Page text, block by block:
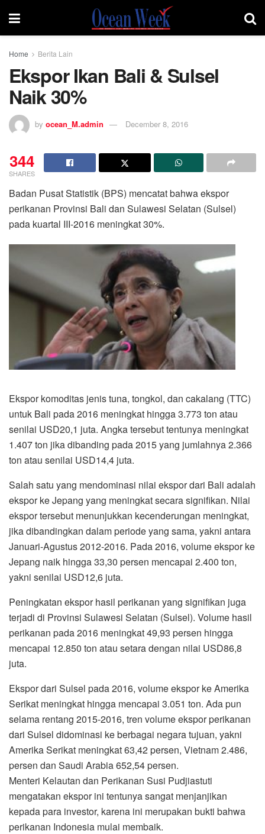
Home Berita Lain
Ekspor Ikan Bali & Sulsel
Naik 30%
by ocean_M.admin December 8, 2016
344
SHARES
Badan Pusat Statistik (BPS) mencatat bahwa ekspor
perikanan Provinsi Bali dan Sulawesi Selatan (Sulsel)
pada kuartal III-2016 meningkat 30%.
Ekspor komoditas jenis tuna, tongkol, dan cakalang (TTC)
untuk Bali pada 2016 meningkat hingga 3.773 ton atau
senilai USD20,1 juta. Angka tersebut tentunya meningkat
1.407 ton jika dibanding pada 2015 yang jumlahnya 2.366
ton atau senilai USD14,4 juta.
Salah satu yang mendominasi nilai ekspor dari Bali adalah
ekspor ke Jepang yang meningkat secara signifikan. Nilai
ekspor tersebut menunjukkan kecenderungan meningkat,
jika dibandingkan dalam periode yang sama, yakni antara
Januari-Agustus 2012-2016. Pada 2016, volume ekspor ke
Jepang naik hingga 33,30 persen mencapai 2.400 ton,
yakni senilai USD12,6 juta.
Peningkatan ekspor hasil perikanan yang signifikan juga
terjadi di Provinsi Sulawesi Selatan (Sulsel). Volume hasil
perikanan pada 2016 meningkat 49,93 persen hingga
mencapai 12.850 ton atau setara dengan nilai USD86,8
juta.
Ekspor dari Sulsel pada 2016, volume ekspor ke Amerika
Serikat meningkat hingga mencapai 3.051 ton. Ada pun
selama rentang 2015-2016, tren volume ekspor perikanan
dari Sulsel didominasi ke berbagai negara tujuan, yakni
Amerika Serikat meningkat 63,42 persen, Vietnam 2.486,
persen dan Saudi Arabia 652,54 persen.
Menteri Kelautan dan Perikanan Susi Pudjiastuti
mengatakan ekspor ini tentunya sangat menjanjikan
kepada para investor, karena ini merupakan bukti bahwa
perikanan Indonesia mulai membaik.